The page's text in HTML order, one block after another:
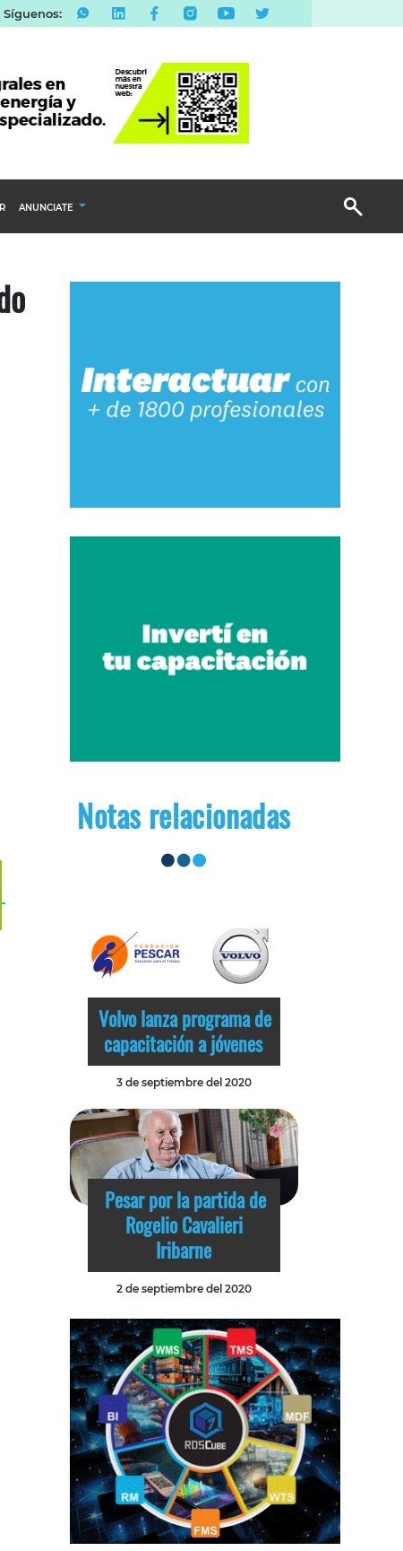
Síguenos:
ANUNCIATE
Email Marketing
Notas relacionadas
Volvo lanza programa de
capacitación a jóvenes
3 de septiembre del 2020
Pesar por la partida de
Rogelio Cavalieri
Iribarne
2 de septiembre del 2020